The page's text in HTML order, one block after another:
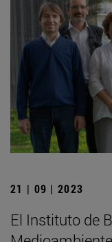
21 | 09 | 2023
El Instituto de